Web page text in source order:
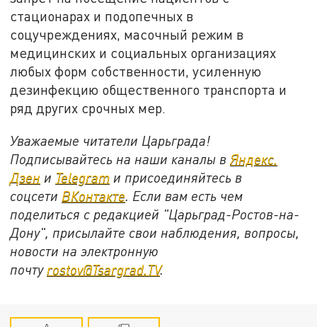
стационарах и подопечных в
соцучреждениях, масочный режим в
медицинских и социальных организациях
любых форм собственности, усиленную
дезинфекцию общественного транспорта и
ряд других срочных мер.
Уважаемые читатели Царьграда!
Подписывайтесь на наши каналы вЯндекс.
Дзен и Telegram и присоединяйтесь в
соцсети ВКонтакте. Если вам есть чем
поделиться с редакцией "Царьград-Ростов-на-
Дону", присылайте свои наблюдения, вопросы,
новости на электронную
почту rostov@Tsargrad.ТV.